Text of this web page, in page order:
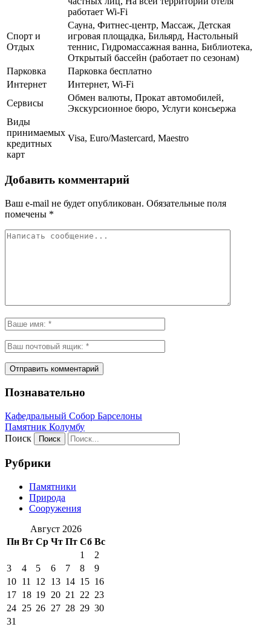
работает Wi-Fi
Спорт и
Отдых
Сауна, Фитнес-центр, Массаж, Детская
игровая площадка, Бильярд, Настольный
теннис, Гидромассажная ванна, Библиотека,
Открытый бассейн (работает по сезонам)
Парковка
Парковка бесплатно
Интернет
Интернет, Wi-Fi
Сервисы
Обмен валюты, Прокат автомобилей,
Экскурсионное бюро, Услуги консьержа
Виды
принимаемых
кредитных
карт
Visa, Euro/Mastercard, Maestro
Добавить комментарий
Ваш e-mail не будет опубликован. Обязательные поля
помечены *
Познавательно
Кафeдрaльный Собор Барселоны
Пaмятник Колумбу
Поиск
Рубрики
Памятники
Природа
Сооружения
Август 2026
Пн Вт Ср Чт Пт Сб Вс
1
2
3
4 5 6 7 8
9
10 11 12 13 14 15 16
17 18 19 20 21 22 23
24 25 26 27 28 29 30
31